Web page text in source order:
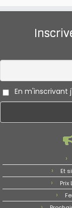
En m'inscrivant
Et